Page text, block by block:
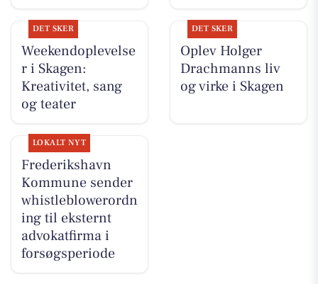
DET SKER
Weekendoplevelse
r i Skagen:
Kreativitet, sang
og teater
DET SKER
Oplev Holger
Drachmanns liv
og virke i Skagen
LOKALT NYT
Frederikshavn
Kommune sender
whistleblowerordn
ing til eksternt
advokatfirma i
forsøgsperiode